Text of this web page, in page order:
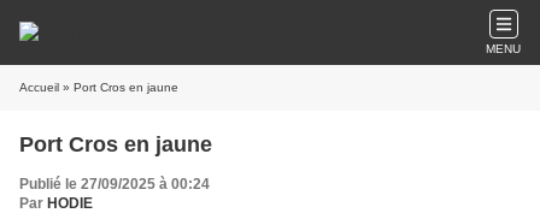
MENU
Accueil » Port Cros en jaune
Port Cros en jaune
Publié le 27/09/2025 à 00:24
Par HODIE